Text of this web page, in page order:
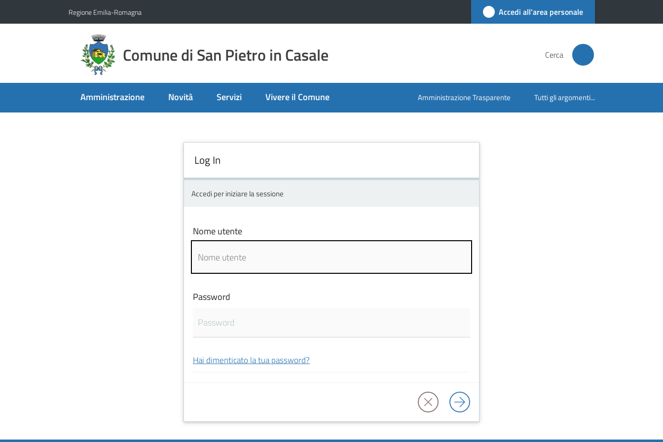
Regione Emilia-Romagna Accedi all'area personale
Comune di San Pietro in Casale Cerca
Amministrazione Novità Servizi Vivere il Comune Amministrazione Trasparente Tutti gli argomenti...
Log In
Accedi per iniziare la sessione
Nome utente
Password
Hai dimenticato la tua password?